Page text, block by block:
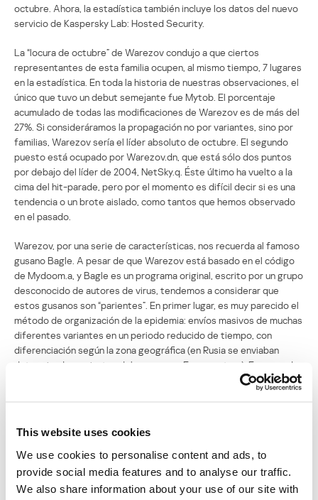
This website uses cookies
We use cookies to personalise content and ads, to
provide social media features and to analyse our traffic.
We also share information about your use of our site with
octubre. Ahora, la estadística también incluye los datos del nuevo
servicio de Kaspersky Lab: Hosted Security.
La “locura de octubre” de Warezov condujo a que ciertos
representantes de esta familia ocupen, al mismo tiempo, 7 lugares
en la estadística. En toda la historia de nuestras observaciones, el
único que tuvo un debut semejante fue Mytob. El porcentaje
acumulado de todas las modificaciones de Warezov es de más del
27%. Si consideráramos la propagación no por variantes, sino por
familias, Warezov sería el líder absoluto de octubre. El segundo
puesto está ocupado por Warezov.dn, que está sólo dos puntos
por debajo del líder de 2004, NetSky.q. Éste último ha vuelto a la
cima del hit-parade, pero por el momento es difícil decir si es una
tendencia o un brote aislado, como tantos que hemos observado
en el pasado.
Warezov, por una serie de características, nos recuerda al famoso
gusano Bagle. A pesar de que Warezov está basado en el código
de Mydoom.a, y Bagle es un programa original, escrito por un grupo
desconocido de autores de virus, tendemos a considerar que
estos gusanos son “parientes”. En primer lugar, es muy parecido el
método de organización de la epidemia: envíos masivos de muchas
diferentes variantes en un periodo reducido de tiempo, con
diferenciación según la zona geográfica (en Rusia se enviaban
determinadas variantes del gusano, en Europa, otras). En segundo
lugar, sus funciones: son capaces de instalar en el equipo otros
programas descargados de los sitios troyanos y de recoger las
para enriquecer las bases de datos de los spammers. Warezov
actúa de la misma forma. En tercer lugar, la aparición de Warezov y
el cese de la salida de nuevas variantes de Bagle coinciden en el
tiempo, con diferencia de una semana. Es difícil suponer que los